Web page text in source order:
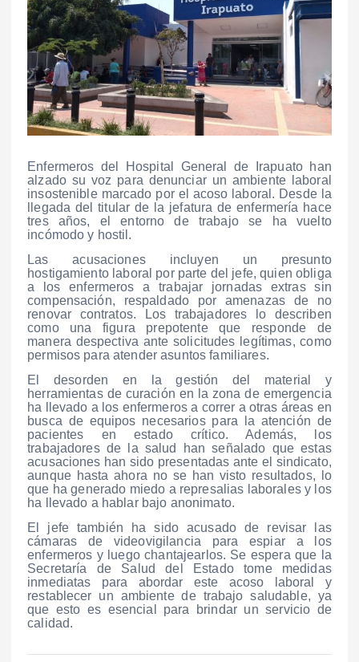
Enfermeros del Hospital General de Irapuato han
alzado su voz para denunciar un ambiente laboral
insostenible marcado por el acoso laboral. Desde la
llegada del titular de la jefatura de enfermería hace
tres años, el entorno de trabajo se ha vuelto
incómodo y hostil.
Las acusaciones incluyen un presunto
hostigamiento laboral por parte del jefe, quien obliga
a los enfermeros a trabajar jornadas extras sin
compensación, respaldado por amenazas de no
renovar contratos. Los trabajadores lo describen
como una figura prepotente que responde de
manera despectiva ante solicitudes legítimas, como
permisos para atender asuntos familiares.
El desorden en la gestión del material y
herramientas de curación en la zona de emergencia
ha llevado a los enfermeros a correr a otras áreas en
busca de equipos necesarios para la atención de
pacientes en estado crítico. Además, los
trabajadores de la salud han señalado que estas
acusaciones han sido presentadas ante el sindicato,
aunque hasta ahora no se han visto resultados, lo
que ha generado miedo a represalias laborales y los
ha llevado a hablar bajo anonimato.
El jefe también ha sido acusado de revisar las
cámaras de videovigilancia para espiar a los
enfermeros y luego chantajearlos. Se espera que la
Secretaría de Salud del Estado tome medidas
inmediatas para abordar este acoso laboral y
restablecer un ambiente de trabajo saludable, ya
que esto es esencial para brindar un servicio de
calidad.